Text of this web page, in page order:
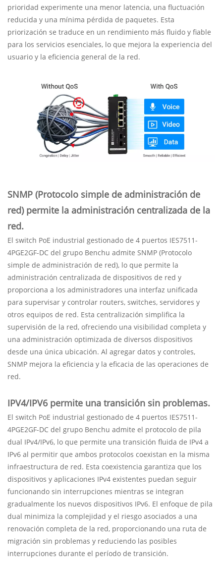
prioridad experimente una menor latencia, una fluctuación
reducida y una mínima pérdida de paquetes. Esta
priorización se traduce en un rendimiento más fluido y fiable
para los servicios esenciales, lo que mejora la experiencia del
usuario y la eficiencia general de la red.
SNMP (Protocolo simple de administración de
red) permite la administración centralizada de la
red.
El switch PoE industrial gestionado de 4 puertos IES7511-
4PGE2GF-DC del grupo Benchu ​​admite SNMP (Protocolo
simple de administración de red), lo que permite la
administración centralizada de dispositivos de red y
proporciona a los administradores una interfaz unificada
para supervisar y controlar routers, switches, servidores y
otros equipos de red. Esta centralización simplifica la
supervisión de la red, ofreciendo una visibilidad completa y
una administración optimizada de diversos dispositivos
desde una única ubicación. Al agregar datos y controles,
SNMP mejora la eficiencia y la eficacia de las operaciones de
red.
IPV4/IPV6 permite una transición sin problemas.
El switch PoE industrial gestionado de 4 puertos IES7511-
4PGE2GF-DC del grupo Benchu ​​admite el protocolo de pila
dual IPv4/IPv6, lo que permite una transición fluida de IPv4 a
IPv6 al permitir que ambos protocolos coexistan en la misma
infraestructura de red. Esta coexistencia garantiza que los
dispositivos y aplicaciones IPv4 existentes puedan seguir
funcionando sin interrupciones mientras se integran
gradualmente los nuevos dispositivos IPv6. El enfoque de pila
dual minimiza la complejidad y el riesgo asociados a una
renovación completa de la red, proporcionando una ruta de
migración sin problemas y reduciendo las posibles
interrupciones durante el período de transición.